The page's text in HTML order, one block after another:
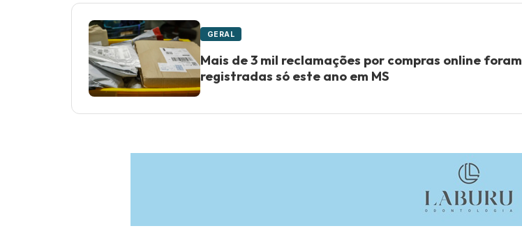
GERAL
Mais de 3 mil reclamações por compras online foram
registradas só este ano em MS